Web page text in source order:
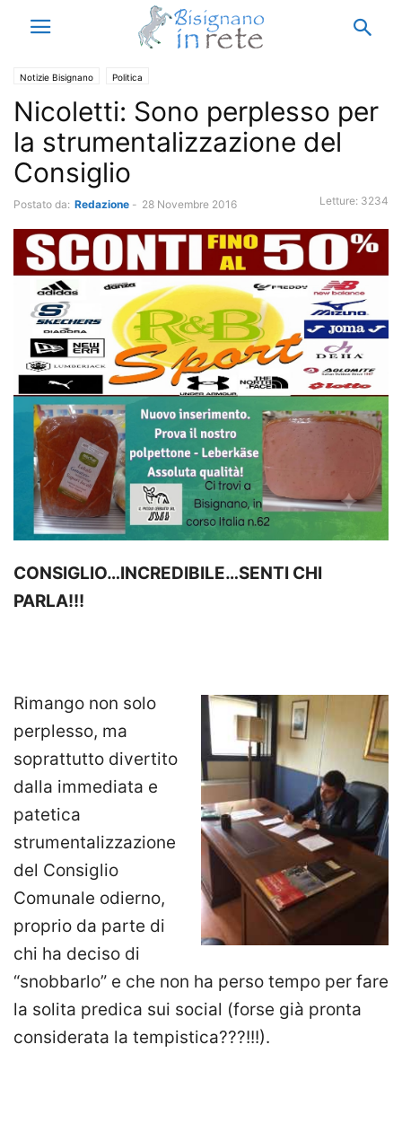
Notizie Bisignano Politica
Nicoletti: Sono perplesso per
la strumentalizzazione del
Consiglio
Postato da: Redazione - 28 Novembre 2016 Letture: 3234
CONSIGLIO…INCREDIBILE…SENTI CHI
PARLA!!!
Rimango non solo
perplesso, ma
soprattutto divertito
dalla immediata e
patetica
strumentalizzazione
del Consiglio
Comunale odierno,
proprio da parte di
chi ha deciso di
“snobbarlo” e che non ha perso tempo per fare
la solita predica sui social (forse già pronta
considerata la tempistica???!!!).